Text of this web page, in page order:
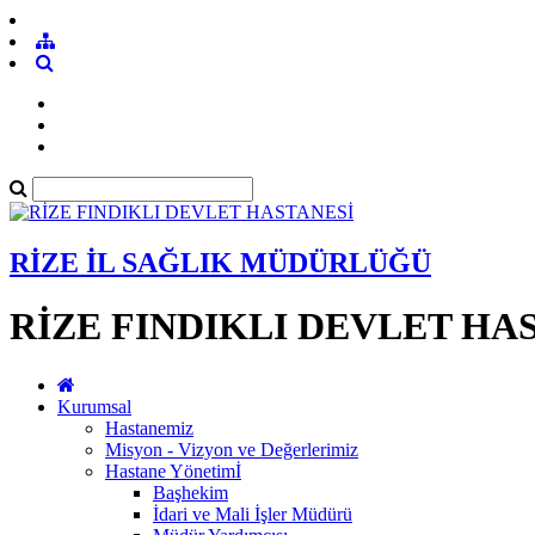
RİZE İL SAĞLIK MÜDÜRLÜĞÜ
RİZE FINDIKLI DEVLET
Kurumsal
Hastanemiz
Misyon - Vizyon ve Değerlerimiz
Hastane Yönetimİ
Başhekim
İdari ve Mali İşler Müdürü